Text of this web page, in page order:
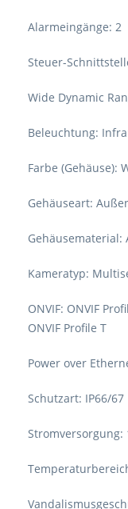
Alarmeingänge: 2
Steuer-
Wide Dynamic
Beleuchtung:
Farbe (Gehäuse):
Gehäuseart:
Kameratyp:
ONVIF: ONVIF
ONVIF Profile T
Power over
Schutzart: IP66/67
Stromversorgung: